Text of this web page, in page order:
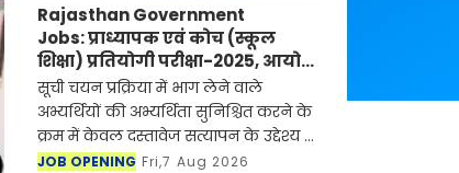
Rajasthan Government
Jobs: प्राध्यापक एवं कोच (स्कूल
शिक्षा) प्रतियोगी परीक्षा-2025, आयोग
ने जारी की हिंदी विषय की विचारित
सूची
सूची चयन प्रक्रिया में भाग लेने वाले
अभ्यर्थियों की अभ्यर्थिता सुनिश्चित करने के
क्रम में केवल दस्तावेज सत्यापन के उद्देश्य से
है
JOB OPENING Fri,7 Aug 2026